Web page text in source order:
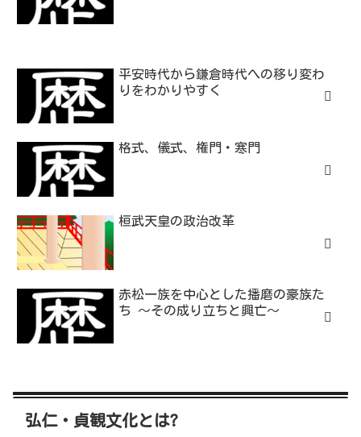
平安時代から鎌倉時代への移り変わ
りをわかりやすく
格式、儀式、権門・寒門
桓武天皇の政治改革
赤松一族を中心とした播磨の豪族た
ち 〜その成り立ちと興亡〜
弘仁・貞観文化とは?